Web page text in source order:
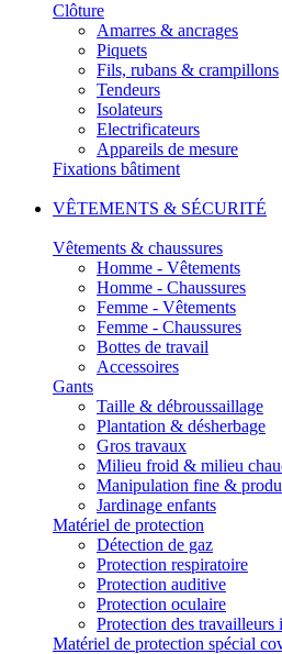
Clôture
Amarres & ancrages
Piquets
Fils, rubans & crampillons
Tendeurs
Isolateurs
Electrificateurs
Appareils de mesure
Fixations bâtiment
VÊTEMENTS & SÉCURITÉ
Vêtements & chaussures
Homme - Vêtements
Homme - Chaussures
Femme - Vêtements
Femme - Chaussures
Bottes de travail
Accessoires
Gants
Taille & débroussaillage
Plantation & désherbage
Gros travaux
Milieu froid & milieu
Manipulation fine &
Jardinage enfants
Matériel de protection
Détection de gaz
Protection respiratoire
Protection auditive
Protection oculaire
Protection des travailleurs
Matériel de protection spécial